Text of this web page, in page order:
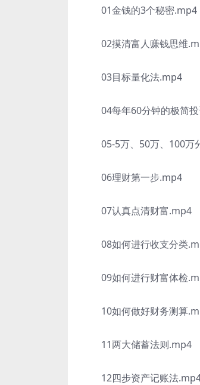
01金钱的3个秘密.mp4
02摸清富人赚钱思维
03目标量化法.mp4
04每年60分钟的极简投
05-5万、50万、100万
06理财第一步.mp4
07认真点清财富.mp4
08如何进行收支分类
09如何进行财富体检
10如何做好财务测算
11两大储蓄法则.mp4
12四步资产记账法